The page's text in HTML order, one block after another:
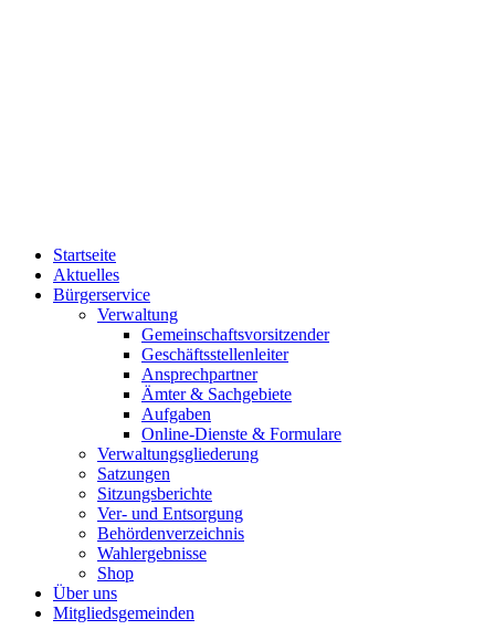
Startseite
Aktuelles
Bürgerservice
Verwaltung
Gemeinschaftsvorsitzender
Geschäftsstellenleiter
Ansprechpartner
Ämter & Sachgebiete
Aufgaben
Online-Dienste & Formulare
Verwaltungsgliederung
Satzungen
Sitzungsberichte
Ver- und Entsorgung
Behördenverzeichnis
Wahlergebnisse
Shop
Über uns
Mitgliedsgemeinden